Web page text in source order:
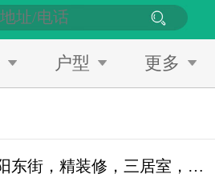
户型 更多
新海阳东街，精装修，三居室，南北通透，拎包入住，单价低